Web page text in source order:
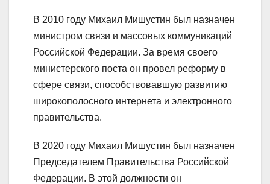
В 2010 году Михаил Мишустин был назначен
министром связи и массовых коммуникаций
Российской Федерации. За время своего
министерского поста он провел реформу в
сфере связи, способствовавшую развитию
широкополосного интернета и электронного
правительства.
В 2020 году Михаил Мишустин был назначен
Председателем Правительства Российской
Федерации. В этой должности он